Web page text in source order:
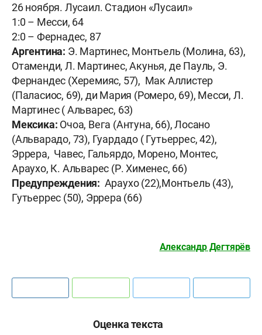
26 ноября. Лусаил. Стадион «Лусаил»
1:0 – Месси, 64
2:0 – Фернадес, 87
Аргентина: Э. Мартинес, Монтьель (Молина, 63),
Отаменди, Л. Мартинес, Акунья, де Пауль, Э.
Фернандес (Херемияс, 57), Мак Аллистер
(Паласиос, 69), ди Мария (Ромеро, 69), Месси, Л.
Мартинес ( Альварес, 63)
Мексика: Очоа, Вега (Антуна, 66), Лосано
(Альварадо, 73), Гуардадо ( Гутьеррес, 42),
Эррера, Чавес, Гальярдо, Морено, Монтес,
Араухо, К. Альварес (Р. Хименес, 66)
Предупреждения: Араухо (22),Монтьель (43),
Гутьеррес (50), Эррера (66)
Александр Дегтярёв
Оценка текста